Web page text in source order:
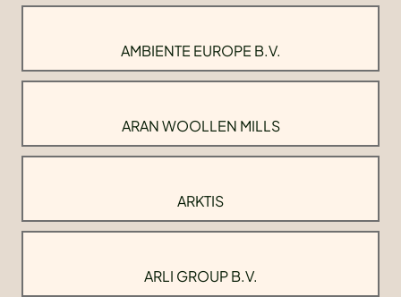
AMBIENTE EUROPE B.V.
ARAN WOOLLEN MILLS
ARKTIS
ARLI GROUP B.V.